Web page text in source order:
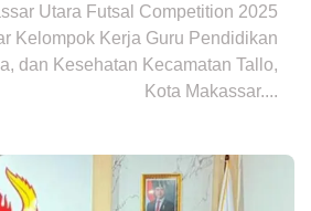
Utara Futsal Competition 2025
Kelompok Kerja Guru Pendidikan
dan Kesehatan Kecamatan Tallo,
Kota Makassar....